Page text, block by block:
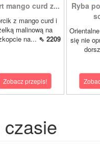
mango curd z...
z mango curd i
malinową na
na... ⇖ 2209
Zobacz przepis!
Ryba
się nie